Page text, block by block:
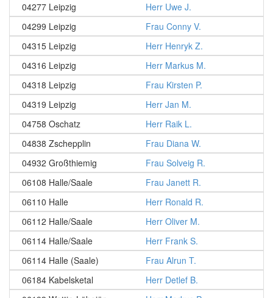
04277 Leipzig
Herr Uwe J.
04299 Leipzig
Frau Conny V.
04315 Leipzig
Herr Henryk Z.
04316 Leipzig
Herr Markus M.
04318 Leipzig
Frau Kirsten P.
04319 Leipzig
Herr Jan M.
04758 Oschatz
Herr Raik L.
04838 Zschepplin
Frau Diana W.
04932 Großthiemig
Frau Solveig R.
06108 Halle/Saale
Frau Janett R.
06110 Halle
Herr Ronald R.
06112 Halle/Saale
Herr Oliver M.
06114 Halle/Saale
Herr Frank S.
06114 Halle (Saale)
Frau Alrun T.
06184 Kabelsketal
Herr Detlef B.